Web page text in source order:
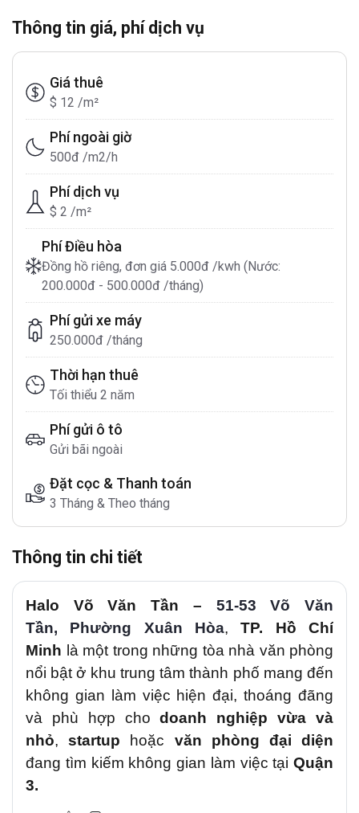
Thông tin giá, phí dịch vụ
Giá thuê
$ 12 /m²
Phí ngoài giờ
500đ /m2/h
Phí dịch vụ
$ 2 /m²
Phí Điều hòa
Đồng hồ riêng, đơn giá 5.000đ /kwh (Nước:
200.000đ - 500.000đ /tháng)
Phí gửi xe máy
250.000đ /tháng
Thời hạn thuê
Tối thiểu 2 năm
Phí gửi ô tô
Gửi bãi ngoài
Đặt cọc & Thanh toán
3 Tháng & Theo tháng
Thông tin chi tiết
Halo Võ Văn Tần – 51-53 Võ Văn
Tần, Phường Xuân Hòa,TP. Hồ Chí
Minh là một trong những tòa nhà văn phòng
nổi bật ở khu trung tâm thành phố mang đến
không gian làm việc hiện đại, thoáng đãng
và phù hợp chodoanh nghiệp vừa và
nhỏ,startup hoặc văn phòng đại diện
đang tìm kiếm không gian làm việc tại Quận
3.